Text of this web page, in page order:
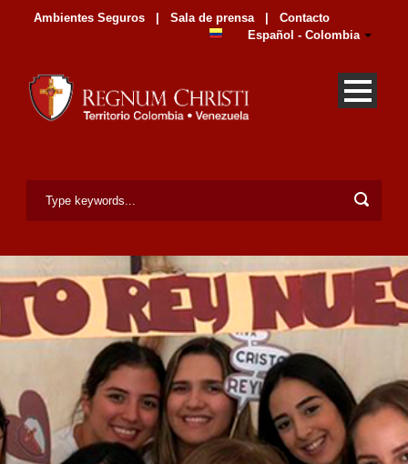
Ambientes Seguros Sala de prensa
Contacto
Español - Colombia